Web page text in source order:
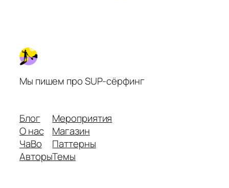
Мы пишем про SUP-сёрфинг
Блог
О нас
ЧаВо
Авторы
Мероприятия
Магазин
Паттерны
Темы